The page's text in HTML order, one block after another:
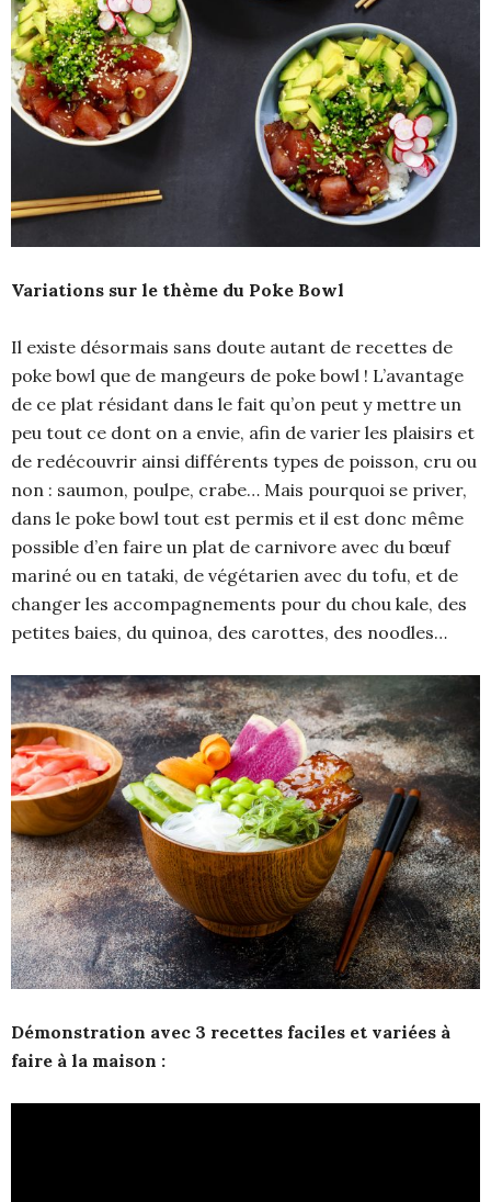
Variations sur le thème du Poke Bowl
Il existe désormais sans doute autant de recettes de
poke bowl que de mangeurs de poke bowl ! L’avantage
de ce plat résidant dans le fait qu’on peut y mettre un
peu tout ce dont on a envie, afin de varier les plaisirs et
de redécouvrir ainsi différents types de poisson, cru ou
non : saumon, poulpe, crabe… Mais pourquoi se priver,
dans le poke bowl tout est permis et il est donc même
possible d’en faire un plat de carnivore avec du bœuf
mariné ou en tataki, de végétarien avec du tofu, et de
changer les accompagnements pour du chou kale, des
petites baies, du quinoa, des carottes, des noodles…
Démonstration avec 3 recettes faciles et variées à
faire à la maison :